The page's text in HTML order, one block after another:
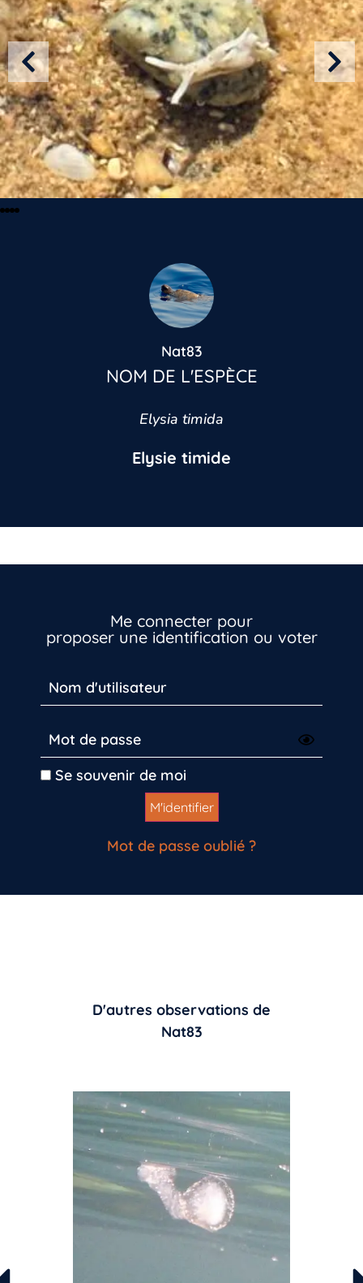
Nat83
NOM DE L'ESPÈCE
Elysia timida
Elysie timide
Me connecter pour
proposer une identification ou voter
Se souvenir de moi
Mot de passe oublié ?
D'autres observations de
Nat83